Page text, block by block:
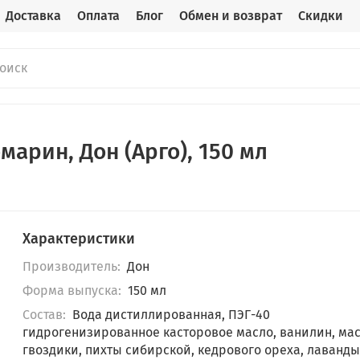
Доставка Оплата Блог Обмен и возврат Скидки
Дон (Арго), 150 мл
Характеристики
Производитель: Дон
Форма выпуска: 150 мл
Состав: Вода дистиллированная, ПЭГ-40
гидрогенизированное касторовое масло, ванилин,
гвоздики, пихты сибирской, кедрового ореха,